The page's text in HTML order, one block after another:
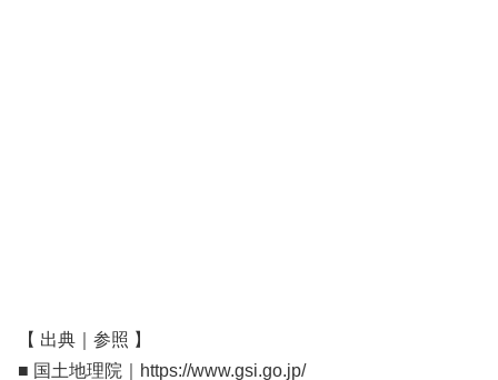
【 出典｜参照 】
■ 国土地理院｜https://www.gsi.go.jp/